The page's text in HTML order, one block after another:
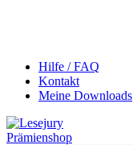
Hilfe / FAQ
Kontakt
Meine Downloads
Prämienshop